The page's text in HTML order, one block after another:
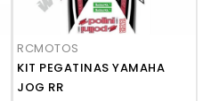
RCMOTOS
KIT PEGATINAS YAMAHA
JOG RR